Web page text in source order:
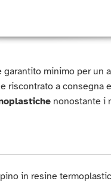
garantito minimo per un
riscontrato a consegna
nonostante i
in resine